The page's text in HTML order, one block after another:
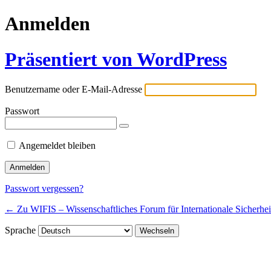
Anmelden
Präsentiert von WordPress
Benutzername oder E-Mail-Adresse
Passwort
Angemeldet bleiben
Passwort vergessen?
← Zu WIFIS – Wissenschaftliches Forum für Internationale
Sprache